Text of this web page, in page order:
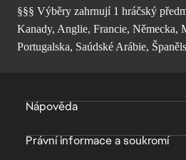
§§§ Výběry zahrnují 1 hráčský
Kanady, Anglie, Francie, Německa,
Portugalska, Saúdské Arábie,
Nápověda
Právní informace a soukromí